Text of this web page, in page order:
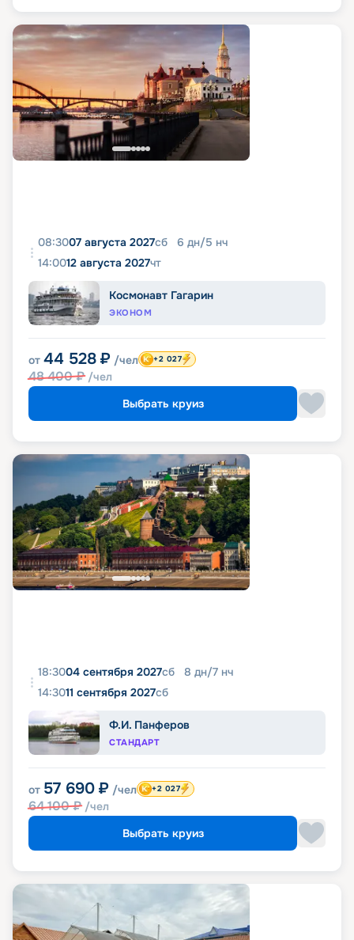
08:3007 августа 2027сб 6 дн/5 нч
14:0012 августа 2027чт
Космонавт Гагарин
ЭКОНОМ
от 44 528 ₽ /чел
48 400₽ /чел
+2 027
Выбрать круиз
18:3004 сентября 2027сб 8 дн/7 нч
14:3011 сентября 2027сб
Ф.И. Панферов
СТАНДАРТ
от 57 690 ₽ /чел
64 100₽ /чел
+2 027
Выбрать круиз